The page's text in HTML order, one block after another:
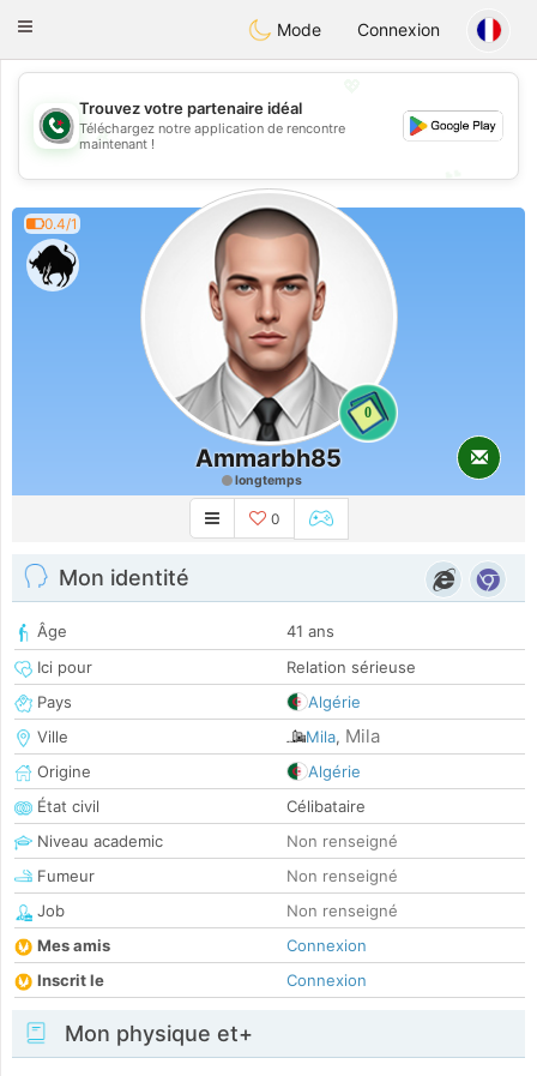
Weshrak
Toggle
Mode Connexion
💖
💕
Trouvez votre partenaire idéal
Téléchargez notre application de rencontre
maintenant !
0.4/1
0
Ammarbh85
longtemps
0
Mon identité
Âge
41 ans
Ici pour
Relation sérieuse
Pays
Algérie
Ville
Mila, Mila
Origine
Algérie
État civil
Célibataire
Niveau academic
Non renseigné
Fumeur
Non renseigné
Job
Non renseigné
Mes amis
Connexion
Inscrit le
Connexion
Mon physique et+